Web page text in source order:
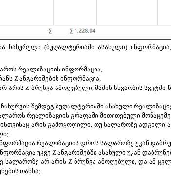
ჩახურული (ბუღალტერიაში ასახული)
რეალიზაციის ინფორმაცია;
Z ანგარიშების ინფორმაცია;
Z ბრუნვა ამოღებული, მაშინ სხვაობის
შემდეგ ბუღალტერიაში ასახული
რეალიზაციის გრაფაში მითითებული
არის გამოყოფილი. თუ სალაროზე ადგილი
რეალიზაციის დროს სალაროზე უკან
უკვე Z ანგარიშებში ასახული უკან
სალაროზე არ არის Z ბრუნვა ამოღებული, და ამ
თანხა;